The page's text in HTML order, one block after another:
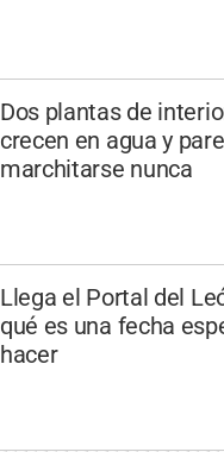
Dos plantas de
crecen en agua y
marchitarse nunca
Llega el Portal del
qué es una fecha
hacer